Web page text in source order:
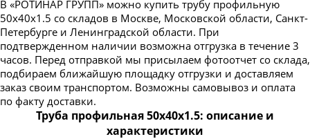
Труба профильная 240х160
Труба профильная 250х150
Труба профильная 300х100
Труба профильная 300х200
Труба профильная 350х250
Труба профильная 400х200
В «РОТИНАР ГРУПП» можно купить трубу профильную
50х40х1.5 со складов в Москве, Московской области, Санкт-
Петербурге и Ленинградской области. При
подтвержденном наличии возможна отгрузка в течение 3
часов. Перед отправкой мы присылаем фотоотчет со склада,
подбираем ближайшую площадку отгрузки и доставляем
заказ своим транспортом. Возможны самовывоз и оплата
по факту доставки.
Труба профильная 50х40х1.5: описание и
характеристики